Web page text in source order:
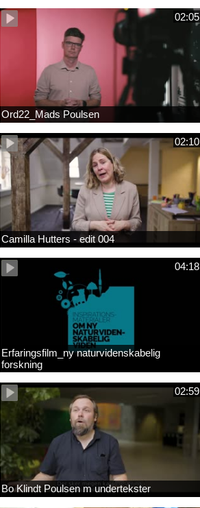
02:05
Ord22_Mads Poulsen
02:10
Camilla Hutters - edit 004
04:18
Erfaringsfilm_ny naturvidenskabelig
forskning
02:59
Bo Klindt Poulsen m undertekster